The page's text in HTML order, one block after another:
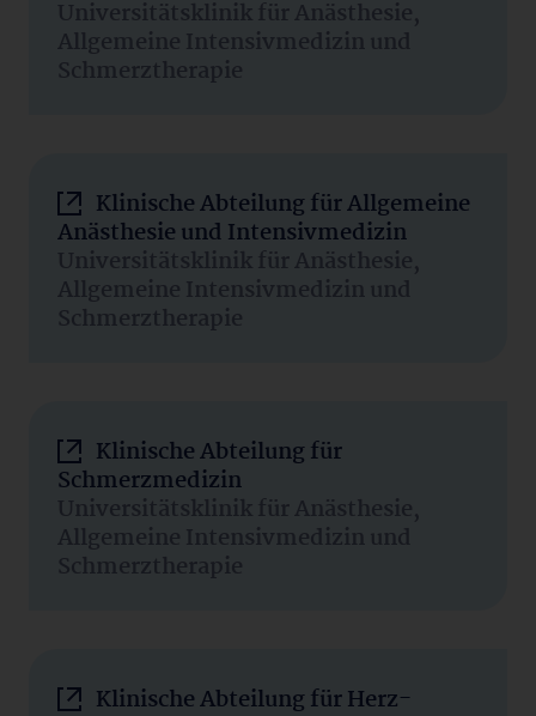
Universitätsklinik für Anästhesie,
Allgemeine Intensivmedizin und
Schmerztherapie
Klinische Abteilung für Allgemeine
Anästhesie und Intensivmedizin
Universitätsklinik für Anästhesie,
Allgemeine Intensivmedizin und
Schmerztherapie
Klinische Abteilung für
Schmerzmedizin
Universitätsklinik für Anästhesie,
Allgemeine Intensivmedizin und
Schmerztherapie
Klinische Abteilung für Herz-